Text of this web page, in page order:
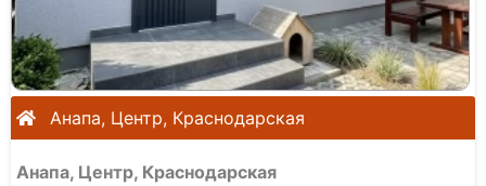
Анапа, Центр, Краснодарская
Анапа, Центр, Краснодарская